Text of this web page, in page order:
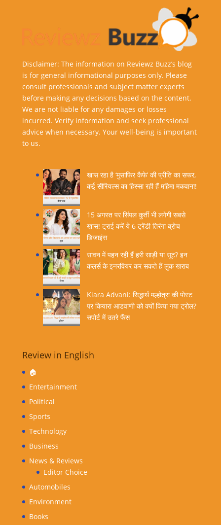
Disclaimer: The information on Reviewz Buzz’s blog
is for general informational purposes only. Please
consult professionals and subject matter experts
before making any decisions based on the content.
We are not liable for any damages or losses
incurred. Verify information and seek professional
advice when necessary. Your well-being is important
to us.
खास रहा है ‘मुसाफिर कैफे’ की प्रीति का सफर,
कई सीरियल्स का हिस्सा रही हैं महिमा मकवाना!
15 अगस्त पर सिंपल कुर्ती भी लगेगी सबसे
खास! ट्राई करें ये 6 ट्रेंडी तिरंगा ब्रोच
डिजाइंस
सावन में पहन रही हैं हरी साड़ी या सूट? इन
कलर्स के इनरवियर कर सकते हैं लुक खराब
Kiara Advani: सिद्धार्थ मल्होत्रा की पोस्ट
पर कियारा आडवाणी को क्यों किया गया ट्रोल?
सपोर्ट में उतरे फैंस
Review in English
🏠
Entertainment
Political
Sports
Technology
Business
News & Reviews
Editor Choice
Automobiles
Environment
Books